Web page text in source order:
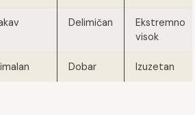
Delimičan
Ekstremno
visok
Dobar Izuzetan